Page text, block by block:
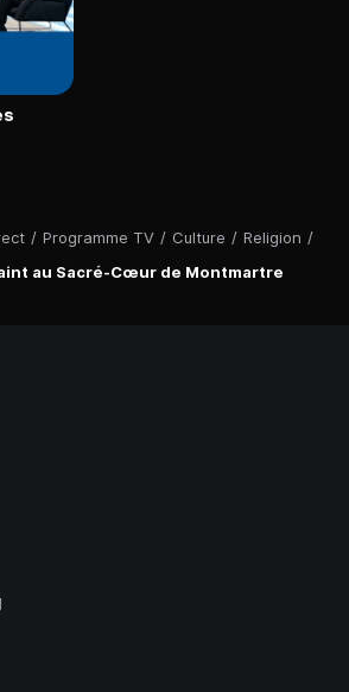
/ Programme TV / Culture / Religion /
au Sacré-Cœur de Montmartre